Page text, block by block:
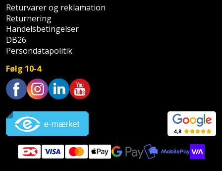
Returvarer og reklamation
Returnering
Handelsbetingelser
DB26
Persondatapolitik
Følg 10-4